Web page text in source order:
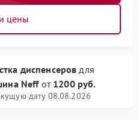
цены
диспенсеров для
Neffот 1200 руб.
дату 08.08.2026